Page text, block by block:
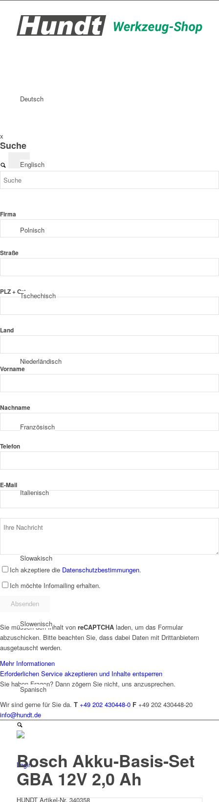
Deutsch
Englisch
Polnisch
Tschechisch
Niederländisch
Französisch
Italienisch
Slowakisch
Slowenisch
Spanisch
Login
x
Suche
Firma
Straße
PLZ + Ort
Land
Vorname
Nachname
Telefon
E-Mail
Ich akzeptiere die Datenschutzbestimmungen.
Ich möchte Infomailing erhalten.
Sie müssen den Inhalt von reCAPTCHA laden, um das Formular
abzuschicken. Bitte beachten Sie, dass dabei Daten mit Drittanbietern
ausgetauscht werden.
Mehr Informationen
Erforderlichen Service akzeptieren und Inhalte entsperren
Sie haben Fragen? Dann zögern Sie nicht, uns anzusprechen.
Wir sind gerne für Sie da. T +49 202 430448-0 F +49 202 430448-20
info@hundt.de
Bosch Akku-Basis-Set
GBA 12V 2,0 Ah
HUNDT Artikel-Nr. 340358